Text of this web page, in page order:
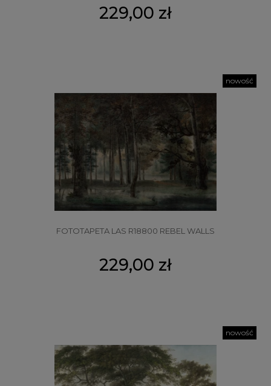
229,00 zł
FOTOTAPETA LAS R18800 REBEL WALLS
229,00 zł
nowość
nowość